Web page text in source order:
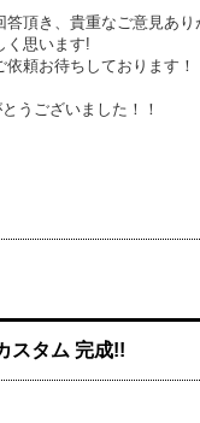
答頂き、貴重なご意見あ
く思います!
依頼お待ちしております！
ございました！！
スタム 完成!!